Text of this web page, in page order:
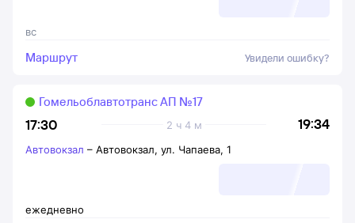
вс
Маршрут Увидели ошибку?
17:30 19:34
2 ч 4 м
Гомельоблавтотранс АП №17
ежедневно
Автовокзал – Автовокзал, ул. Чапаева, 1